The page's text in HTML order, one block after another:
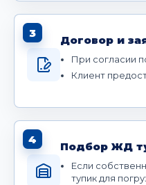
3
Договор и
При согласии
Клиент
4
Подбор ЖД
Если
тупик для